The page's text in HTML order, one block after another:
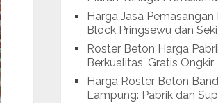
Harga Jasa Pemasangan
Block Pringsewu dan
Roster Beton Harga
Berkualitas, Gratis Ongkir
Harga Roster Beton
Lampung: Pabrik dan